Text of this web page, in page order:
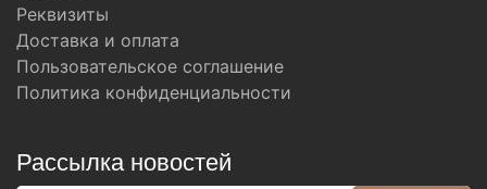
Реквизиты
Доставка и оплата
Пользовательское соглашение
Политика конфиденциальности
Рассылка новостей